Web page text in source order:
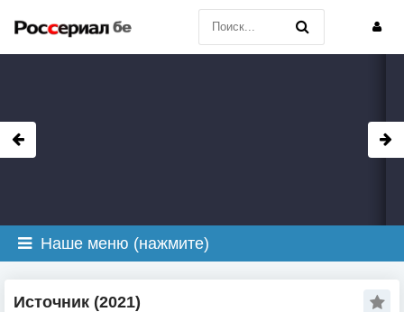
Наше меню (нажмите)
Источник (2021)